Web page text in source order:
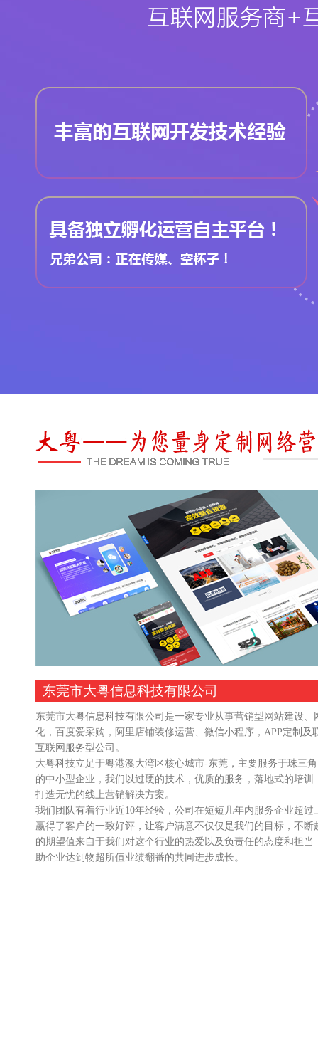
东莞市大粤信息科技有限公司
东莞市大粤信息科技有限公司是一家专业从事营销型网站建设、
化，百度爱采购，阿里店铺装修运营、微信小程序，APP定制及
互联网服务型公司。
大粤科技立足于粤港澳大湾区核心城市-东莞，主要服务于珠三
的中小型企业，我们以过硬的技术，优质的服务，落地式的培训
打造无忧的线上营销解决方案。
我们团队有着行业近10年经验，公司在短短几年内服务企业超过
赢得了客户的一致好评，让客户满意不仅仅是我们的目标，不断
的期望值来自于我们对这个行业的热爱以及负责任的态度和担当
助企业达到物超所值业绩翻番的共同进步成长。